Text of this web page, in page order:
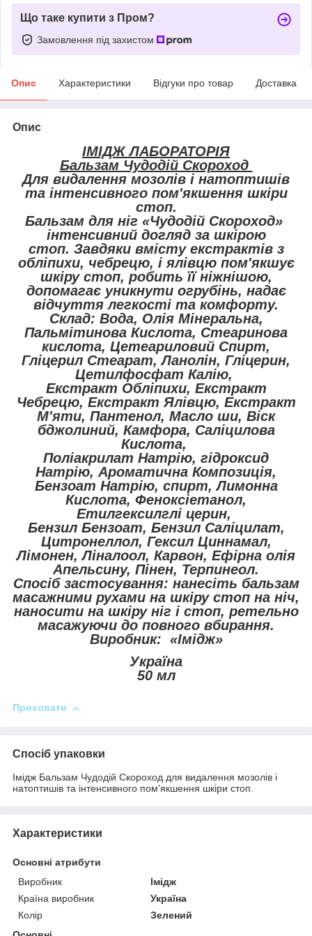
Що таке купити з Пром?
Замовлення під захистом
Опис Характеристики Відгуки про товар Доставка
Опис
ІМІДЖ ЛАБОРАТОРІЯ
Бальзам Чудодій Скороход
Для видалення мозолів і натоптишів
та інтенсивного пом'якшення шкіри
стоп.
Бальзам для ніг «Чудодій Скороход»
інтенсивний догляд за шкірою
стоп. Завдяки вмісту екстрактів з
обліпихи, чебрецю, і ялівцю пом'якшує
шкіру стоп, робить її ніжнішою,
допомагає уникнути огрубінь, надає
відчуття легкості та комфорту.
Склад: Вода, Олія Мінеральна,
Пальмітинова Кислота, Стеаринова
кислота, Цетеариловий Спирт,
Гліцерил Стеарат, Ланолін, Гліцерин,
Цетилфосфат Калію,
Екстракт Обліпихи, Екстракт
Чебрецю, Екстракт Ялівцю, Екстракт
М'яти, Пантенол, Масло ши, Віск
бджолиний, Камфора, Саліцилова
Кислота,
Поліакрилат Натрію, гідроксид
Натрію, Ароматична Композиція,
Бензоат Натрію, спирт, Лимонна
Кислота, Феноксіетанол,
Етилгексилглі церин,
Бензил Бензоат, Бензил Саліцилат,
Цитронеллол, Гексил Циннамал,
Лімонен, Ліналоол, Карвон, Ефірна олія
Апельсину, Пінен, Терпинеол.
Спосіб застосування: нанесіть бальзам
масажними рухами на шкіру стоп на ніч,
наносити на шкіру ніг і стоп, ретельно
масажуючи до повного вбирання.
Виробник: «Імідж»
Україна
50 мл
Приховати
Спосіб упаковки
Імідж Бальзам Чудодій Скороход для видалення мозолів і
натоптишів та інтенсивного пом'якшення шкіри стоп.
Характеристики
Основні атрибути
Виробник
Імідж
Країна виробник
Україна
Колір
Зелений